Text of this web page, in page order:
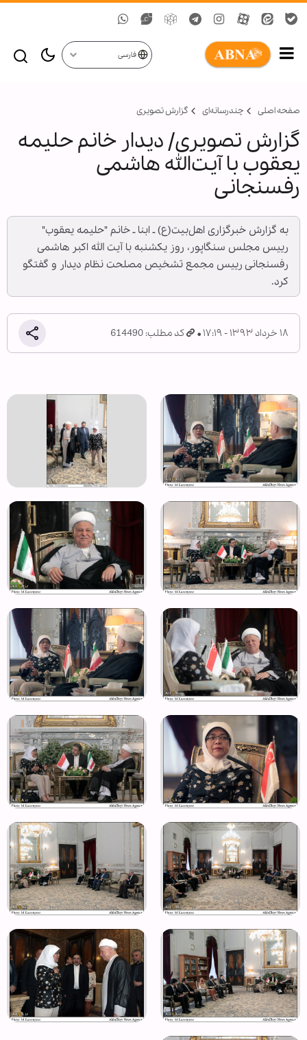
فارسی
صفحه اصلی چندرسانه‌ای گزارش تصويری
گزارش تصویری/ دیدار خانم حلیمه
یعقوب با آیت‌الله هاشمی
رفسنجانی
به گزارش خبرگزاری اهل‌بیت(ع) ـ ابنا ـ خانم "حلیمه یعقوب"
رییس مجلس سنگاپور، روز یکشنبه با آیت الله اکبر هاشمی
رفسنجانی رییس مجمع تشخیص مصلحت نظام دیدار و گفتگو
کرد.
۱۸ خرداد ۱۳۹۳ - ۱۷:۱۹ کد مطلب: 614490